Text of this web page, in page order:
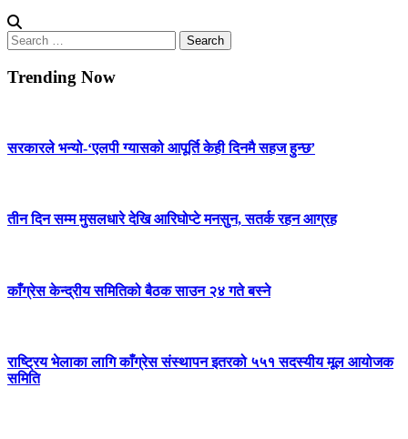
Search
for:
Trending Now
सरकारले भन्यो-‘एलपी ग्यासको आपूर्ति केही दिनमै सहज हुन्छ’
तीन दिन सम्म मुसलधारे देखि आरिघोप्टे मनसुन, सतर्क रहन आग्रह
काँग्रेस केन्द्रीय समितिको बैठक साउन २४ गते बस्ने
राष्ट्रिय भेलाका लागि काँग्रेस संस्थापन इतरको ५५१ सदस्यीय मूल आयोजक
समिति